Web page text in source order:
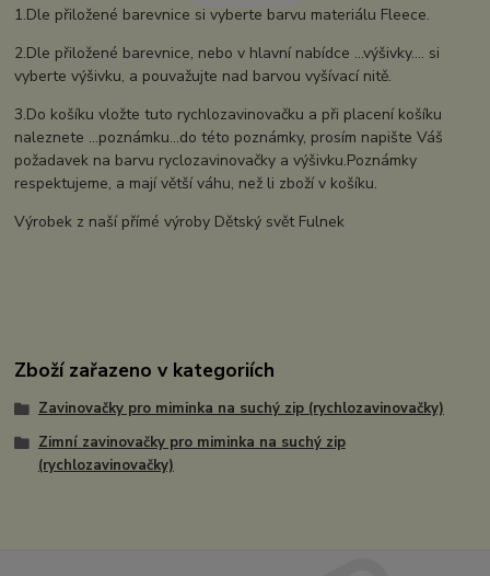
1.Dle přiložené barevnice si vyberte barvu materiálu Fleece.
2.Dle přiložené barevnice, nebo v hlavní nabídce ...výšivky.... si
vyberte výšivku, a pouvažujte nad barvou vyšívací nitě.
3.Do košíku vložte tuto rychlozavinovačku a při placení košíku
naleznete ...poznámku...do této poznámky, prosím napište Váš
požadavek na barvu ryclozavinovačky a výšivku.Poznámky
respektujeme, a mají větší váhu, než li zboží v košíku.
Výrobek z naší přímé výroby Dětský svět Fulnek
Zboží zařazeno v kategoriích
Zavinovačky pro miminka na suchý zip (rychlozavinovačky)
Zimní zavinovačky pro miminka na suchý zip
(rychlozavinovačky)